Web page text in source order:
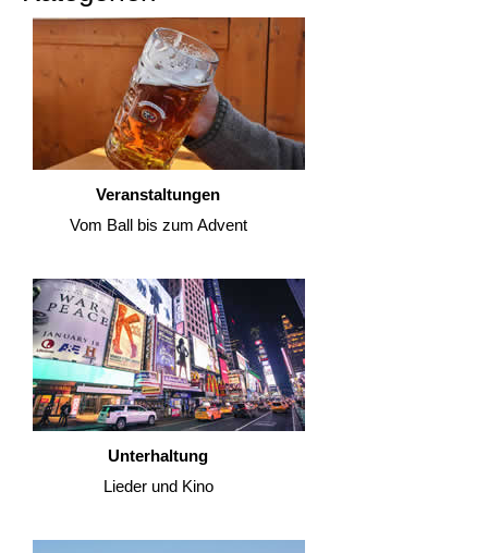
Veranstaltungen
Vom Ball bis zum Advent
Unterhaltung
Lieder und Kino